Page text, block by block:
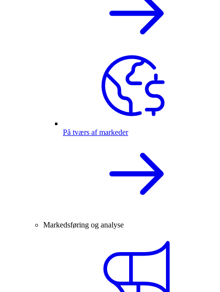
På tværs af markeder
Markedsføring og analyse